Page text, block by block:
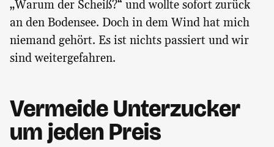
„Warum der Scheiß?“ und wollte sofort zurück
an den Bodensee. Doch in dem Wind hat mich
niemand gehört. Es ist nichts passiert und wir
sind weitergefahren.
Vermeide Unterzucker
um jeden Preis